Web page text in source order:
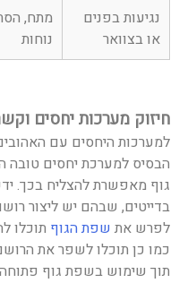
נגיעות בפנים
או בצוואר
מתח,
נוחות
חיזוק מערכות יחסים
למערכות היחסים עם
הבסיס למערכת יחסים טובה
גוף מאפשרת להצליח בכך.
בדייטים, שבהם יש ליצור
לפרש את שפת הגוף תוכלו
כמו כן תוכלו לשפר את
תוך שימוש בשפת גוף